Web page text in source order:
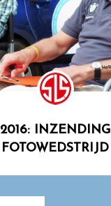
2016: INZENDING
FOTOWEDSTRIJD